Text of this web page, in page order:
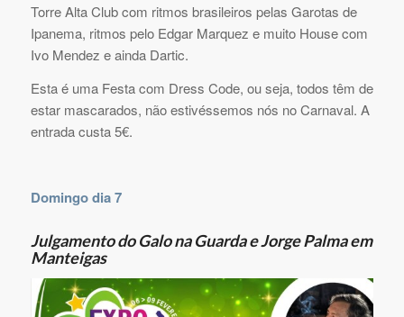
Torre Alta Club com ritmos brasileiros pelas Garotas de
Ipanema, ritmos pelo Edgar Marquez e muito House com
Ivo Mendez e ainda Dartic.
Esta é uma Festa com Dress Code, ou seja, todos têm de
estar mascarados, não estivéssemos nós no Carnaval. A
entrada custa 5€.
Domingo dia 7
Julgamento do Galo na Guarda e Jorge Palma em
Manteigas